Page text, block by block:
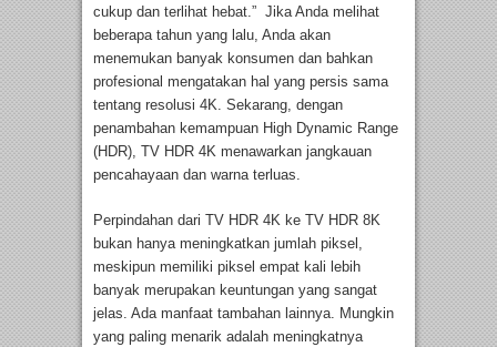
cukup dan terlihat hebat.” Jika Anda melihat
beberapa tahun yang lalu, Anda akan
menemukan banyak konsumen dan bahkan
profesional mengatakan hal yang persis sama
tentang resolusi 4K. Sekarang, dengan
penambahan kemampuan High Dynamic Range
(HDR), TV HDR 4K menawarkan jangkauan
pencahayaan dan warna terluas.
Perpindahan dari TV HDR 4K ke TV HDR 8K
bukan hanya meningkatkan jumlah piksel,
meskipun memiliki piksel empat kali lebih
banyak merupakan keuntungan yang sangat
jelas. Ada manfaat tambahan lainnya. Mungkin
yang paling menarik adalah meningkatnya